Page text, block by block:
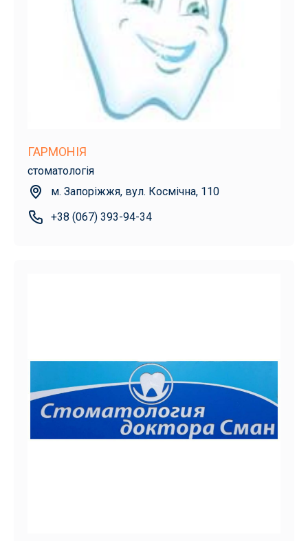
ГАРМОНІЯ
стоматологія
м. Запоріжжя, вул. Космічна, 110
+38 (067) 393-94-34